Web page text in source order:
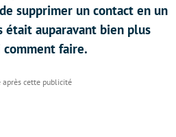
supprimer un contact en un
était auparavant bien plus
comment faire.